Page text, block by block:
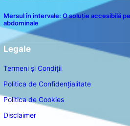
Mersul în intervale: O soluție accesibilă
abdominale
Legale
Termeni și Condiții
Politica de Confidențialitate
Politica de Cookies
Disclaimer